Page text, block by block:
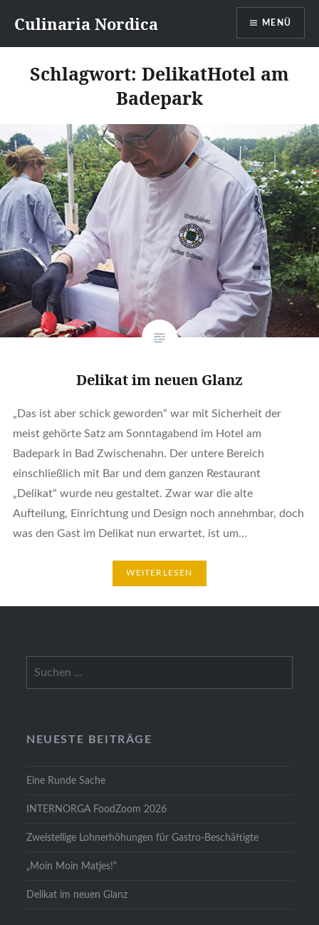
zumCulinaria Nordica MENÜ
Schlagwort: DelikatHotel am
Badepark
Delikat im neuen Glanz
„Das ist aber schick geworden“ war mit Sicherheit der
meist gehörte Satz am Sonntagabend im Hotel am
Badepark in Bad Zwischenahn. Der untere Bereich
einschließlich mit Bar und dem ganzen Restaurant
„Delikat“ wurde neu gestaltet. Zwar war die alte
Aufteilung, Einrichtung und Design noch annehmbar, doch
was den Gast im Delikat nun erwartet, ist um…
WEITERLESEN
NEUESTE BEITRÄGE
Eine Runde Sache
INTERNORGA FoodZoom 2026
Zweistellige Lohnerhöhungen für Gastro-Beschäftigte
„Moin Moin Matjes!“
Delikat im neuen Glanz